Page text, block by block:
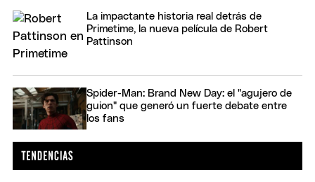
La impactante historia real detrás de
Primetime, la nueva película de Robert
Pattinson
Spider-Man: Brand New Day: el "agujero de
guion" que generó un fuerte debate entre
los fans